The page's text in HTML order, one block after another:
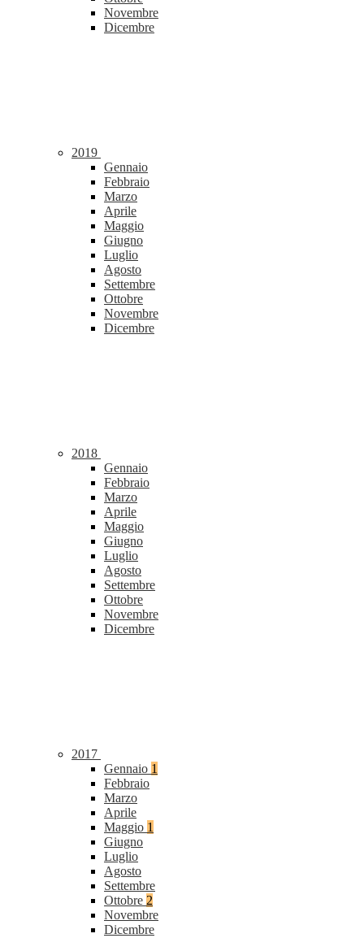
Novembre
Dicembre
2019
Gennaio
Febbraio
Marzo
Aprile
Maggio
Giugno
Luglio
Agosto
Settembre
Ottobre
Novembre
Dicembre
2018
Gennaio
Febbraio
Marzo
Aprile
Maggio
Giugno
Luglio
Agosto
Settembre
Ottobre
Novembre
Dicembre
2017
Gennaio 1
Febbraio
Marzo
Aprile
Maggio 1
Giugno
Luglio
Agosto
Settembre
Ottobre 2
Novembre
Dicembre